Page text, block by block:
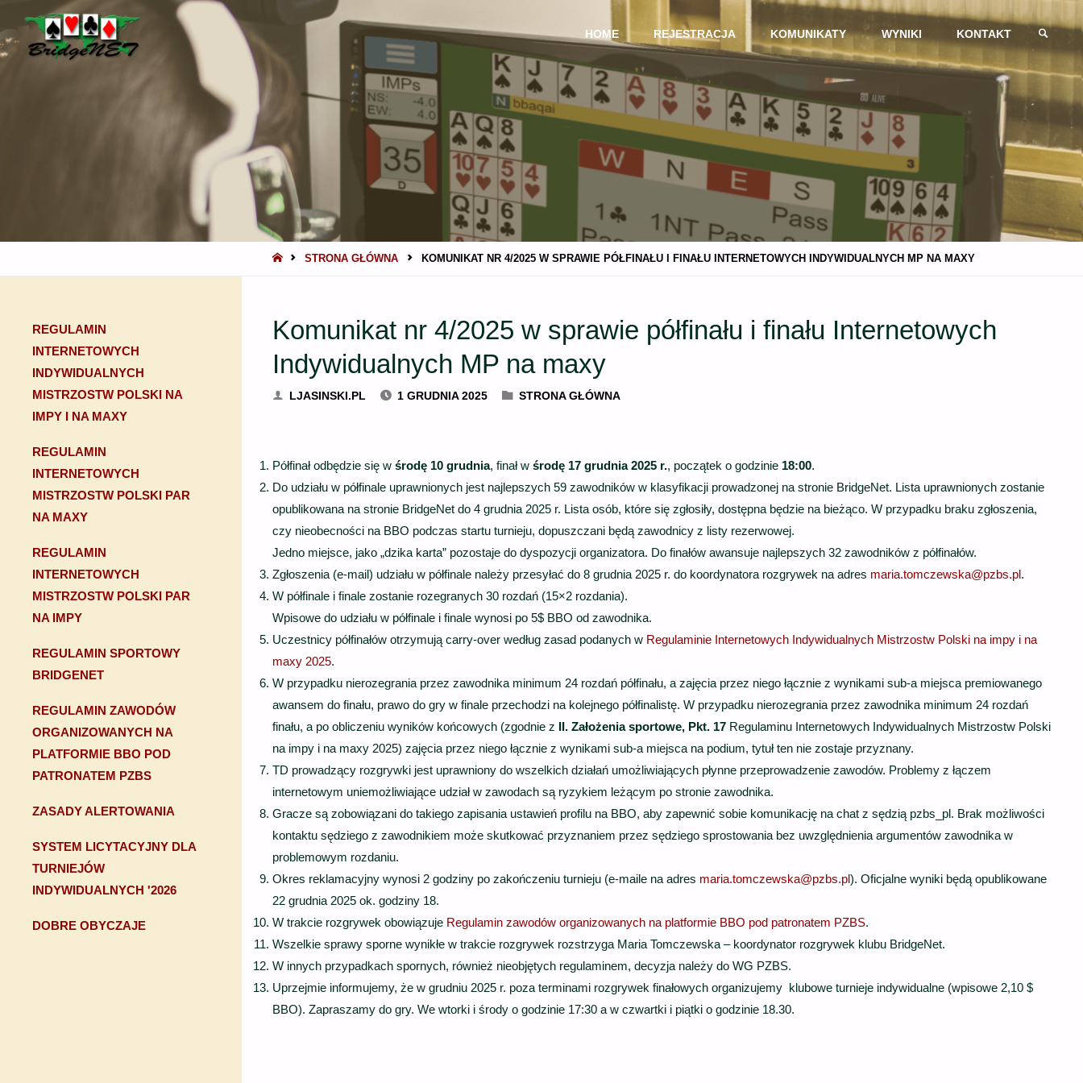
BRIDGENET
do
treści
HOME REJESTRACJA KOMUNIKATY WYNIKI KONTAKT
SZUKAJ
STRONA
STRONA GŁÓWNA KOMUNIKAT NR 4/2025 W SPRAWIE PÓŁFINAŁU I FINAŁU INTERNETOWYCH INDYWIDUALNYCH MP NA MAXY
Komunikat nr 4/2025 w sprawie półfinału i finału Internetowych
Indywidualnych MP na maxy
LJASINSKI.PL 1 GRUDNIA 2025 STRONA GŁÓWNA
Półfinał odbędzie się w środę 10 grudnia, finał w środę 17 grudnia 2025 r., początek o godzinie 18:00.
Do udziału w półfinale uprawnionych jest najlepszych 59 zawodników w klasyfikacji prowadzonej na stronie BridgeNet. Lista uprawnionych zostanie
opublikowana na stronie BridgeNet do 4 grudnia 2025 r. Lista osób, które się zgłosiły, dostępna będzie na bieżąco. W przypadku braku zgłoszenia,
czy nieobecności na BBO podczas startu turnieju, dopuszczani będą zawodnicy z listy rezerwowej.
Jedno miejsce, jako „dzika karta” pozostaje do dyspozycji organizatora. Do finałów awansuje najlepszych 32 zawodników z półfinałów.
Zgłoszenia (e-mail) udziału w półfinale należy przesyłać do 8 grudnia 2025 r. do koordynatora rozgrywek na adres maria.tomczewska@pzbs.pl.
W półfinale i finale zostanie rozegranych 30 rozdań (15×2 rozdania).
Wpisowe do udziału w półfinale i finale wynosi po 5$ BBO od zawodnika.
Uczestnicy półfinałów otrzymują carry-over według zasad podanych w Regulaminie Internetowych Indywidualnych Mistrzostw Polski na impy i na
maxy 2025.
W przypadku nierozegrania przez zawodnika minimum 24 rozdań półfinału, a zajęcia przez niego łącznie z wynikami sub-a miejsca premiowanego
awansem do finału, prawo do gry w finale przechodzi na kolejnego półfinalistę. W przypadku nierozegrania przez zawodnika minimum 24 rozdań
finału, a po obliczeniu wyników końcowych (zgodnie z II. Założenia sportowe, Pkt. 17Regulaminu Internetowych Indywidualnych Mistrzostw Polski
na impy i na maxy 2025) zajęcia przez niego łącznie z wynikami sub-a miejsca na podium, tytuł ten nie zostaje przyznany.
TD prowadzący rozgrywki jest uprawniony do wszelkich działań umożliwiających płynne przeprowadzenie zawodów. Problemy z łączem
internetowym uniemożliwiające udział w zawodach są ryzykiem leżącym po stronie zawodnika.
Gracze są zobowiązani do takiego zapisania ustawień profilu na BBO, aby zapewnić sobie komunikację na chat z sędzią pzbs_pl. Brak możliwości
kontaktu sędziego z zawodnikiem może skutkować przyznaniem przez sędziego sprostowania bez uwzględnienia argumentów zawodnika w
problemowym rozdaniu.
Okres reklamacyjny wynosi 2 godziny po zakończeniu turnieju (e-maile na adres maria.tomczewska@pzbs.pl). Oficjalne wyniki będą opublikowane
22 grudnia 2025 ok. godziny 18.
W trakcie rozgrywek obowiązuje Regulamin zawodów organizowanych na platformie BBO pod patronatem PZBS.
Wszelkie sprawy sporne wynikłe w trakcie rozgrywek rozstrzyga Maria Tomczewska – koordynator rozgrywek klubu BridgeNet.
W innych przypadkach spornych, również nieobjętych regulaminem, decyzja należy do WG PZBS.
Uprzejmie informujemy, że w grudniu 2025 r. poza terminami rozgrywek finałowych organizujemy klubowe turnieje indywidualne (wpisowe 2,10 $
BBO). Zapraszamy do gry. We wtorki i środy o godzinie 17:30 a w czwartki i piątki o godzinie 18.30.
REGULAMIN
INTERNETOWYCH
INDYWIDUALNYCH
MISTRZOSTW POLSKI NA
IMPY I NA MAXY
REGULAMIN
INTERNETOWYCH
MISTRZOSTW POLSKI PAR
NA MAXY
REGULAMIN
INTERNETOWYCH
MISTRZOSTW POLSKI PAR
NA IMPY
REGULAMIN SPORTOWY
BRIDGENET
REGULAMIN ZAWODÓW
ORGANIZOWANYCH NA
PLATFORMIE BBO POD
PATRONATEM PZBS
ZASADY ALERTOWANIA
SYSTEM LICYTACYJNY DLA
TURNIEJÓW
INDYWIDUALNYCH '2026
DOBRE OBYCZAJE